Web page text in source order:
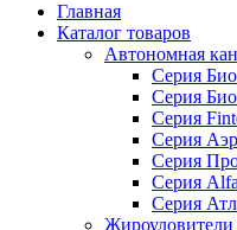
Главная
Каталог товаров
Автономная
Серия Био
Серия
Серия
Серия
Серия
Серия Alfa
Серия
Жироуловители